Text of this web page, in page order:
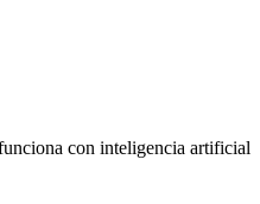
con inteligencia artificial